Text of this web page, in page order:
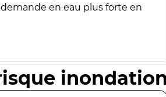
en eau plus forte en